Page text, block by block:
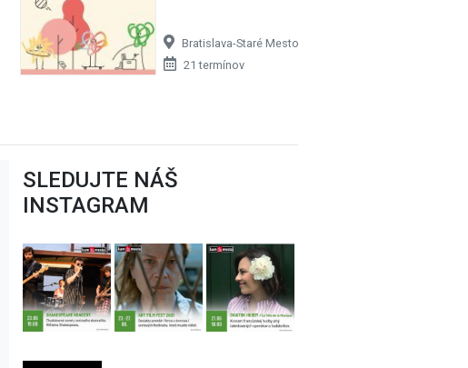
Bratislava-Staré Mesto
21 termínov
SLEDUJTE NÁŠ
INSTAGRAM